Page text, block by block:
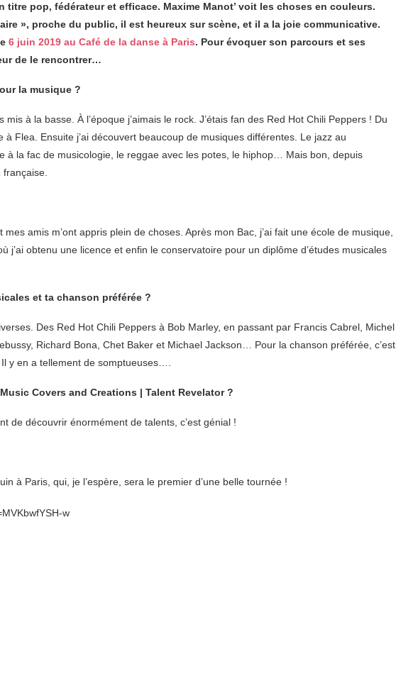
titre pop, fédérateur et efficace. Maxime Manot’ voit les choses en couleurs.
», proche du public, il est heureux sur scène, et il a la joie communicative.
6 juin 2019 au Café de la danse à Paris. Pour évoquer son parcours et ses
de le rencontrer…
la musique ?
à la basse. À l’époque j’aimais le rock. J’étais fan des Red Hot Chili Peppers ! Du
à Flea. Ensuite j’ai découvert beaucoup de musiques différentes. Le jazz au
à la fac de musicologie, le reggae avec les potes, le hiphop… Mais bon, depuis
amis m’ont appris plein de choses. Après mon Bac, j’ai fait une école de musique,
j’ai obtenu une licence et enfin le conservatoire pour un diplôme d’études musicales
et ta chanson préférée ?
Des Red Hot Chili Peppers à Bob Marley, en passant par Francis Cabrel, Michel
Richard Bona, Chet Baker et Michael Jackson… Pour la chanson préférée, c’est
y en a tellement de somptueuses….
Covers and Creations | Talent Revelator ?
de découvrir énormément de talents, c’est génial !
à Paris, qui, je l’espère, sera le premier d’une belle tournée !
w